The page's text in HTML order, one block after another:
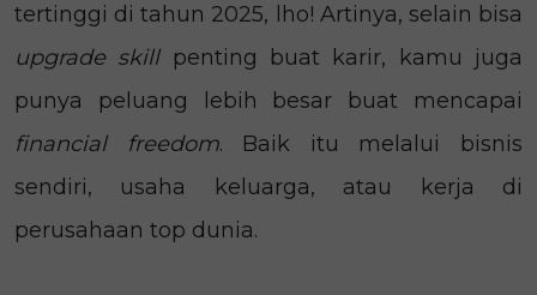
tertinggi di tahun 2025, lho! Artinya, selain bisa
upgrade skillpenting buat karir, kamu juga
punya peluang lebih besar buat mencapai
financial freedom. Baik itu melalui bisnis
sendiri, usaha keluarga, atau kerja di
perusahaan top dunia.